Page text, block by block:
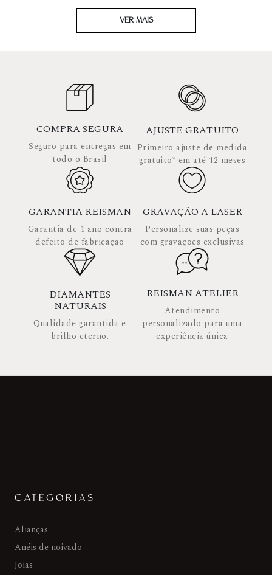
VER MAIS
COMPRA SEGURA
Seguro para entregas em
todo o Brasil
AJUSTE GRATUITO
Primeiro ajuste de medida
gratuito* em até 12 meses
GARANTIA REISMAN
Garantia de 1 ano contra
defeito de fabricação
GRAVAÇÃO A LASER
Personalize suas peças
com gravações exclusivas
DIAMANTES
NATURAIS
Qualidade garantida e
brilho eterno.
REISMAN ATELIER
Atendimento
personalizado para uma
experiência única
CATEGORIAS
Alianças
Anéis de noivado
Joias